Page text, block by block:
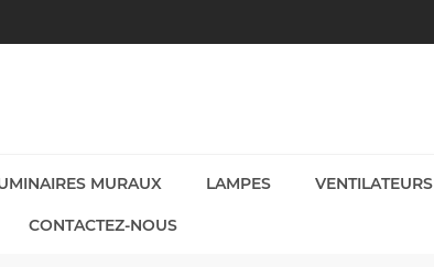
MURAUX LAMPES VENTILATEURS
CONTACTEZ-NOUS